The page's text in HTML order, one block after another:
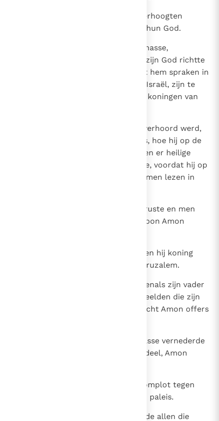
Wel bleef het volk nog op de offerhoogten
offeren, maar alleen aan Jahwe, hun God.
Verdere bijzonderheden over Manasse,
waaronder het gebed dat hij tot zijn God richtte
en de woorden die de zieners tot hem spraken in
de naam van Jahwe, de God van Israël, zijn te
vinden in de geschiedenis van de koningen van
Hoe Manasse tot Jahwe bad en verhoord werd,
hoe hij zondigde en ontrouw was, hoe hij op de
hoogten heiligdommen bouwde en er heilige
palen en afgodsbeelden oprichtte, voordat hij op
de knieën gedwongen werd, kan men lezen in
Manasse ging bij zijn vaderen te ruste en men
begroef hem bij zijn paleis. Zijn zoon Amon
Amon was tweeëntwintig jaar toen hij koning
werd en regeerde twee jaar in Jeruzalem.
Hij deed wat Jahwe mishaagt, evenals zijn vader
Manasse gedaan had. Voor alle beelden die zijn
vader Manasse had gemaakt, bracht Amon offers
Maar anders dan zijn vader Manasse vernederde
hij zich niet voor Jahwe. Integendeel, Amon
Zijn hovelingen smeedden een komplot tegen
hem en vermoordden hem in zijn paleis.
Maar het volk van het land doodde allen die